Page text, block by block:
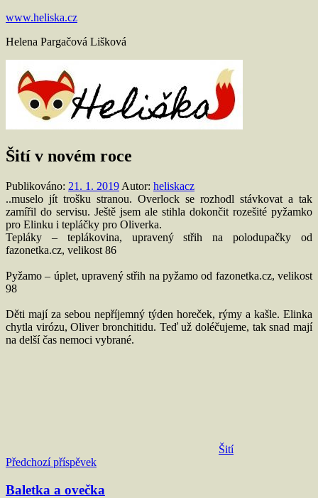
Přejít
obsahu
www.heliska.cz
Helena Pargačová Lišková
Šití v novém roce
Publikováno: 21. 1. 2019 Autor: heliskacz
..muselo jít trošku stranou. Overlock se rozhodl stávkovat a tak
zamířil do servisu. Ještě jsem ale stihla dokončit rozešité pyžamko
pro Elinku i tepláčky pro Oliverka.
Tepláky – teplákovina, upravený střih na polodupačky od
fazonetka.cz, velikost 86
Pyžamo – úplet, upravený střih na pyžamo od fazonetka.cz, velikost
98
Děti mají za sebou nepříjemný týden horeček, rýmy a kašle. Elinka
chytla virózu, Oliver bronchitidu. Teď už doléčujeme, tak snad mají
na delší čas nemoci vybrané.
Šití
Navigace
pro
Předchozí příspěvek
Baletka a ovečka